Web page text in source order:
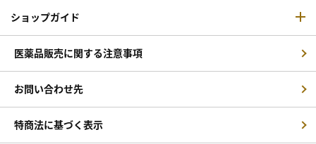
ショップガイド
医薬品販売に関する注意事項
お問い合わせ先
特商法に基づく表示